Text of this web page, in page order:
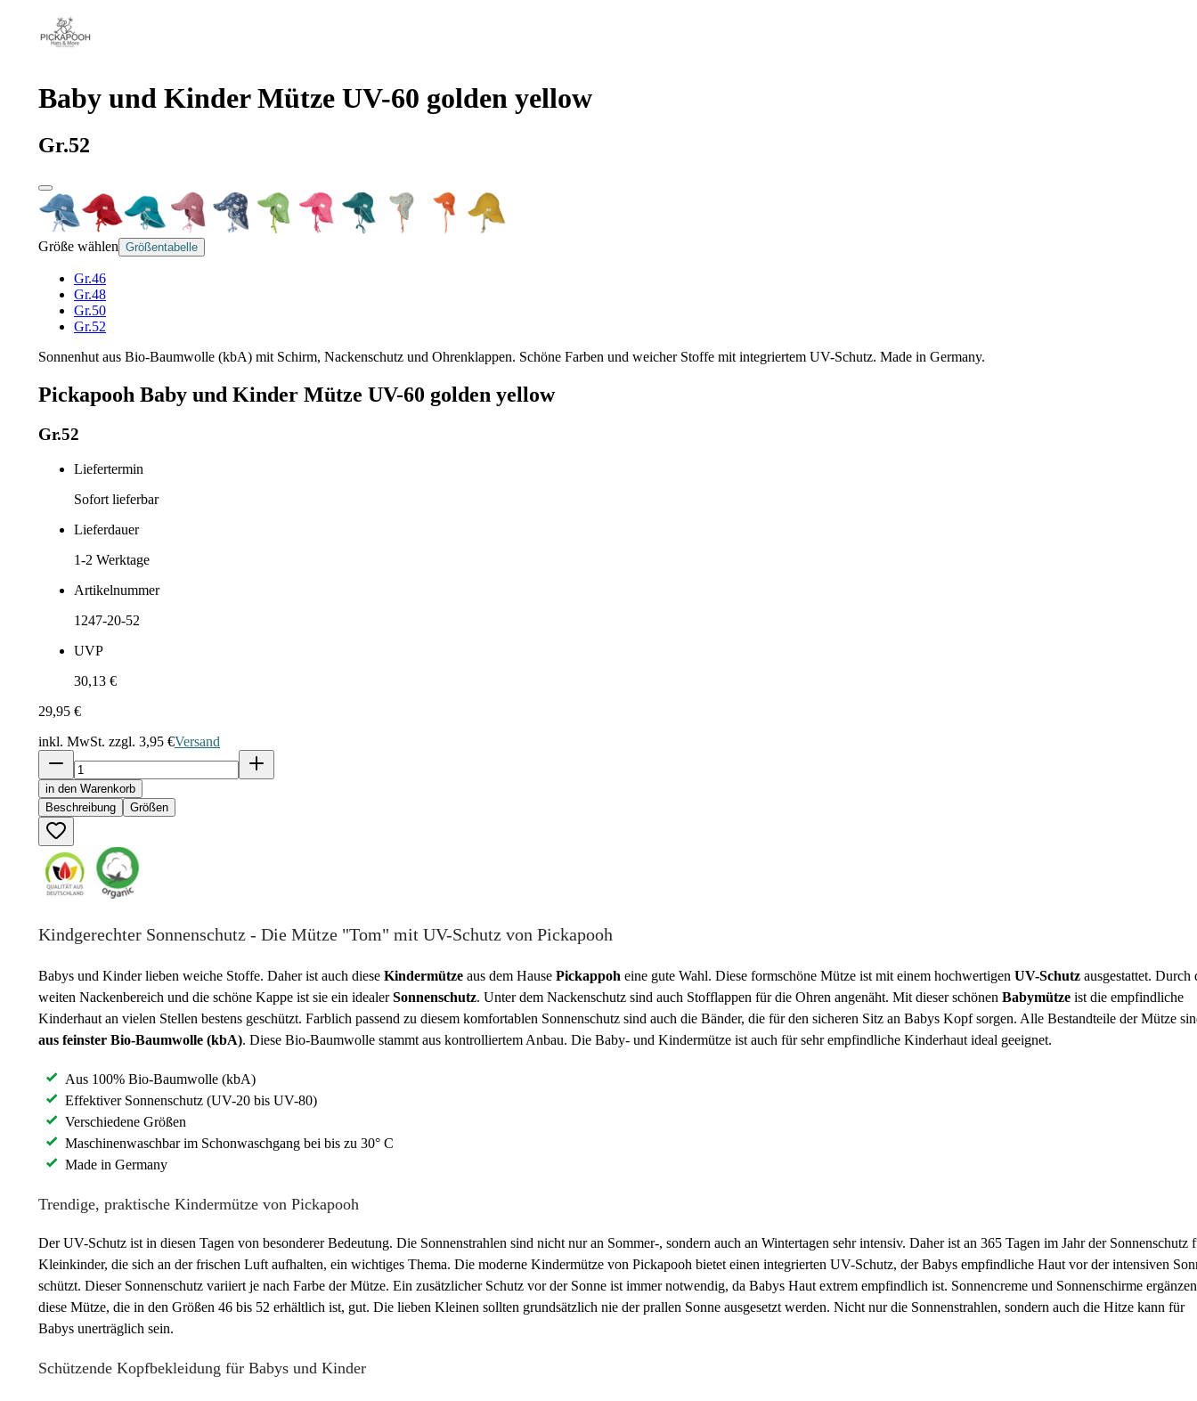
Baby und Kinder Mütze UV-60 golden yellow
Gr.52
Größe wählen Größentabelle
Gr.46
Gr.48
Gr.50
Gr.52
Sonnenhut aus Bio-Baumwolle (kbA) mit Schirm, Nackenschutz und Ohrenklappen. Schöne Farben und weicher Stoffe mit integriertem UV-Schutz. Made in Germany.
Pickapooh Baby und Kinder Mütze UV-60 golden yellow
Gr.52
Liefertermin
Sofort lieferbar
Lieferdauer
1-2 Werktage
Artikelnummer
1247-20-52
UVP
30,13 €
29,95 €
inkl. MwSt. zzgl. 3,95 €Versand
in den Warenkorb
Beschreibung
Größen
Kindgerechter Sonnenschutz - Die Mütze "Tom" mit UV-Schutz von Pickapooh
Babys und Kinder lieben weiche Stoffe. Daher ist auch diese Kindermütze aus dem Hause Pickappoh eine gute Wahl. Diese formschöne Mütze ist mit einem hochwertigen UV-Schutz ausgestattet. Durch
weiten Nackenbereich und die schöne Kappe ist sie ein idealerSonnenschutz. Unter dem Nackenschutz sind auch Stofflappen für die Ohren angenäht. Mit dieser schönen Babymütze ist die empfindliche
Kinderhaut an vielen Stellen bestens geschützt. Farblich passend zu diesem komfortablen Sonnenschutz sind auch die Bänder, die für den sicheren Sitz an Babys Kopf sorgen. Alle Bestandteile der Mütze
aus feinster Bio-Baumwolle (kbA). Diese Bio-Baumwolle stammt aus kontrolliertem Anbau. Die Baby- und Kindermütze ist auch für sehr empfindliche Kinderhaut ideal geeignet.
Aus 100% Bio-Baumwolle (kbA)
Effektiver Sonnenschutz (UV-20 bis UV-80)
Verschiedene Größen
Maschinenwaschbar im Schonwaschgang bei bis zu 30° C
Made in Germany
Trendige, praktische Kindermütze von Pickapooh
Der UV-Schutz ist in diesen Tagen von besonderer Bedeutung. Die Sonnenstrahlen sind nicht nur an Sommer-, sondern auch an Wintertagen sehr intensiv. Daher ist an 365 Tagen im Jahr der Sonnenschutz
Kleinkinder, die sich an der frischen Luft aufhalten, ein wichtiges Thema. Die moderne Kindermütze von Pickapooh bietet einen integrierten UV-Schutz, der Babys empfindliche Haut vor der intensiven
schützt. Dieser Sonnenschutz variiert je nach Farbe der Mütze. Ein zusätzlicher Schutz vor der Sonne ist immer notwendig, da Babys Haut extrem empfindlich ist. Sonnencreme und Sonnenschirme ergänzen
diese Mütze, die in den Größen 46 bis 52 erhältlich ist, gut. Die lieben Kleinen sollten grundsätzlich nie der prallen Sonne ausgesetzt werden. Nicht nur die Sonnenstrahlen, sondern auch die Hitze kann für
Babys unerträglich sein.
Schützende Kopfbekleidung für Babys und Kinder